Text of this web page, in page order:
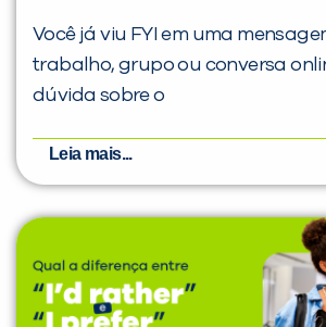
Você já viu FYI em uma
trabalho, grupo ou conversa
dúvida sobre o
Leia mais...